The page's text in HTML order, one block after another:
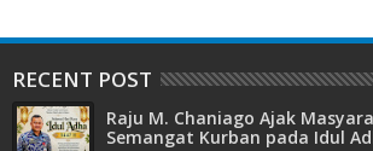
RECENT POST
Raju M. Chaniago Ajak
Semangat Kurban pada Idul